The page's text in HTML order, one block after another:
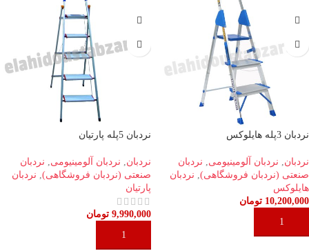
نردبان 3پله هایلوکس
نردبان, نردبان آلومینیومی, نردبان
صنعتی (نردبان فروشگاهی), نردبان
هایلوکس
10,200,000 تومان
افزودن به سبد خرید
نردبان 5پله پارتیان
نردبان, نردبان آلومینیومی, نردبان
صنعتی (نردبان فروشگاهی), نردبان
پارتیان
9,990,000 تومان
افزودن به سبد خرید